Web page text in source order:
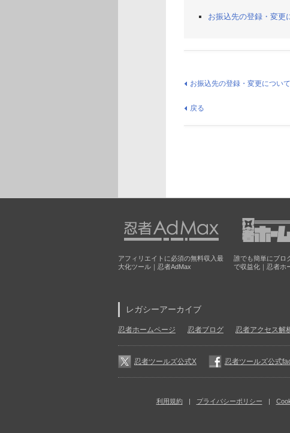
お振込先の登録・変更
お振込先の登録・変更について
戻る
アフィリエイトに必須の無料収入最
大化ツール｜忍者AdMax
誰でも簡単にブロ
で収益化｜忍者ホ
レガシーアーカイブ
忍者ホームページ 忍者ブログ 忍者アクセス解
忍者ツールズ公式X 忍者ツールズ公式
利用規約 プライバシーポリシー